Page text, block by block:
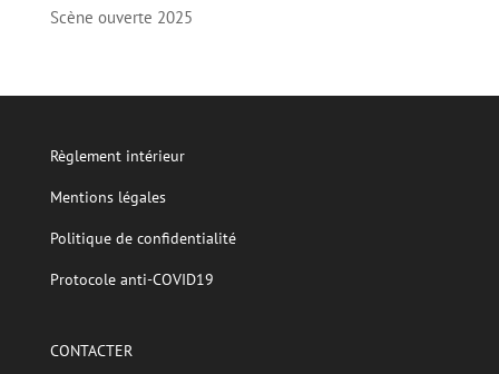
Scène ouverte 2025
Règlement intérieur
Mentions légales
Politique de confidentialité
Protocole anti-COVID19
CONTACTER